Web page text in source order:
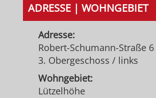
ADRESSE | WOHNGEBIET
Adresse:
Robert-Schumann-Straße 6
3. Obergeschoss / links
Wohngebiet:
Lützelhöhe